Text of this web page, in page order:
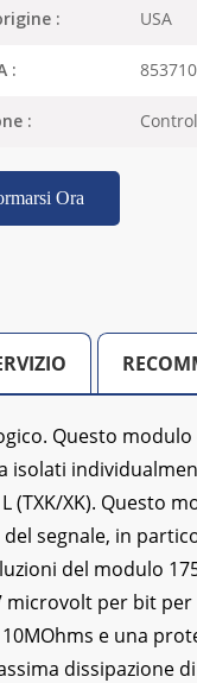
: USA
:
:
Ora
Questo
isolati
L (TXK/XK).
segnale, in
del modulo
microvolt per bit
e una
dissipazione